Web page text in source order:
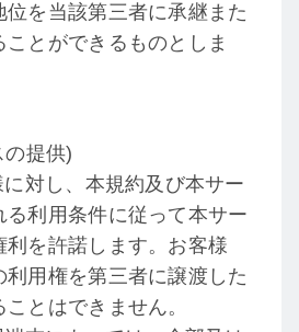
位を当該第三者に承継また
とができるものとしま
提供)
対し、本規約及び本サー
る利用条件に従って本サー
利を許諾します。お客様
利用権を第三者に譲渡した
とはできません。